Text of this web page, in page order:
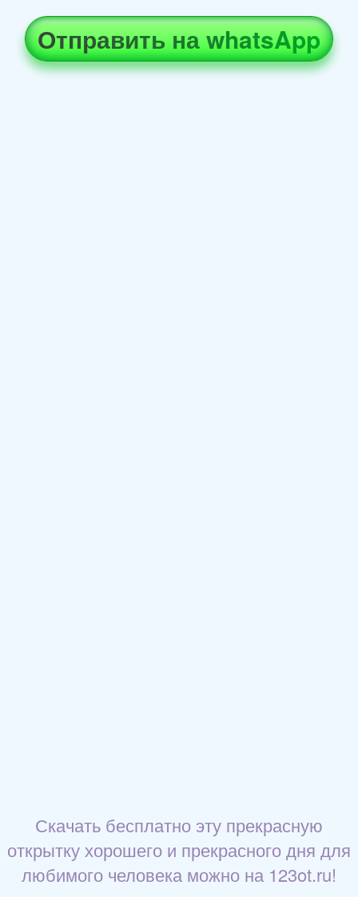
Отправить на whatsApp
Скачать бесплатно эту прекрасную
открытку хорошего и прекрасного дня для
любимого человека можно на 123ot.ru!